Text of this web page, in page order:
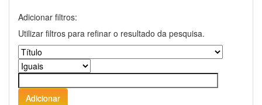
Adicionar filtros:
Utilizar filtros para refinar o resultado da pesquisa.